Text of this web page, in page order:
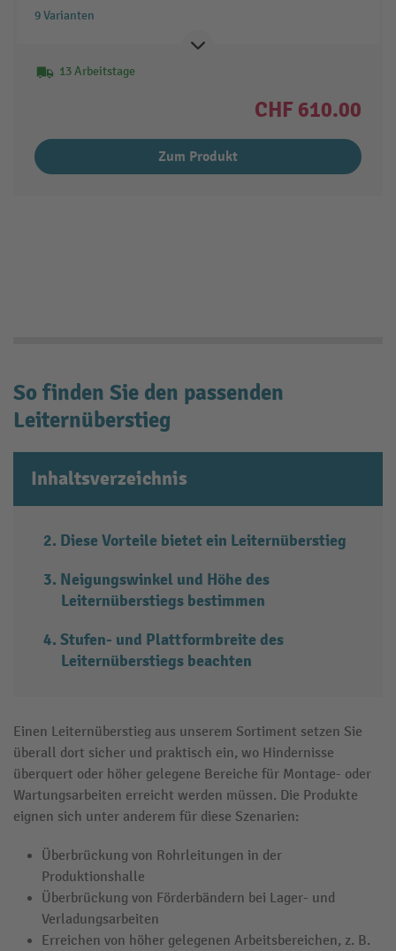
9 Varianten
13 Arbeitstage
CHF 610.00
Zum Produkt
So finden Sie den passenden
Leiternüberstieg
Inhaltsverzeichnis
Diese Vorteile bietet ein Leiternüberstieg
Neigungswinkel und Höhe des
Leiternüberstiegs bestimmen
Stufen- und Plattformbreite des
Leiternüberstiegs beachten
Einen Leiternüberstieg aus unserem Sortiment setzen Sie
überall dort sicher und praktisch ein, wo Hindernisse
überquert oder höher gelegene Bereiche für Montage- oder
Wartungsarbeiten erreicht werden müssen. Die Produkte
eignen sich unter anderem für diese Szenarien:
Überbrückung von Rohrleitungen in der
Produktionshalle
Überbrückung von Förderbändern bei Lager- und
Verladungsarbeiten
Erreichen von höher gelegenen Arbeitsbereichen, z. B.